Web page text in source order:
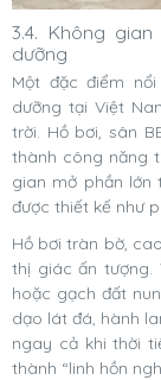
3.4. Không
dưỡng
Một đặc điểm
dưỡng tại Việt
trời. Hồ bơi, sân
thành công năng
gian mở phần lớn
được thiết kế như
Hồ bơi tràn bờ,
thị giác ấn tượng.
hoặc gạch đất
dạo lát đá, hành
ngay cả khi thời
thành “linh hồn